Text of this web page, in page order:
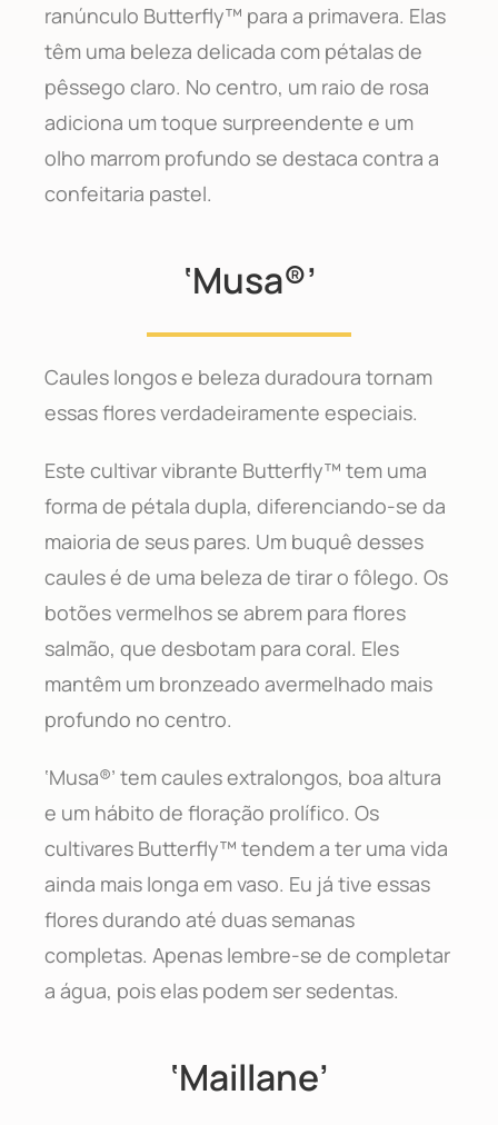
ranúnculo Butterfly™ para a primavera. Elas
têm uma beleza delicada com pétalas de
pêssego claro. No centro, um raio de rosa
adiciona um toque surpreendente e um
olho marrom profundo se destaca contra a
confeitaria pastel.
‘Musa®’
Caules longos e beleza duradoura tornam
essas flores verdadeiramente especiais.
Este cultivar vibrante Butterfly™ tem uma
forma de pétala dupla, diferenciando-se da
maioria de seus pares. Um buquê desses
caules é de uma beleza de tirar o fôlego. Os
botões vermelhos se abrem para flores
salmão, que desbotam para coral. Eles
mantêm um bronzeado avermelhado mais
profundo no centro.
‘Musa®’ tem caules extralongos, boa altura
e um hábito de floração prolífico. Os
cultivares Butterfly™ tendem a ter uma vida
ainda mais longa em vaso. Eu já tive essas
flores durando até duas semanas
completas. Apenas lembre-se de completar
a água, pois elas podem ser sedentas.
‘Maillane’